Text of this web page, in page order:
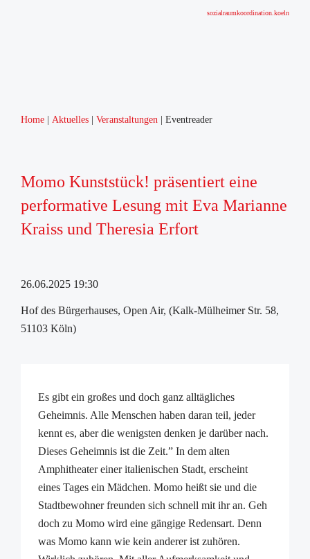
sozialraumkoordination.koeln
Home Aktuelles Veranstaltungen Eventreader
Momo Kunststück! präsentiert eine
performative Lesung mit Eva Marianne
Kraiss und Theresia Erfort
26.06.2025 19:30
Hof des Bürgerhauses, Open Air, (Kalk-Mülheimer Str. 58,
51103 Köln)
Es gibt ein großes und doch ganz alltägliches
Geheimnis. Alle Menschen haben daran teil, jeder
kennt es, aber die wenigsten denken je darüber nach.
Dieses Geheimnis ist die Zeit.” In dem alten
Amphitheater einer italienischen Stadt, erscheint
eines Tages ein Mädchen. Momo heißt sie und die
Stadtbewohner freunden sich schnell mit ihr an. Geh
doch zu Momo wird eine gängige Redensart. Denn
was Momo kann wie kein anderer ist zuhören.